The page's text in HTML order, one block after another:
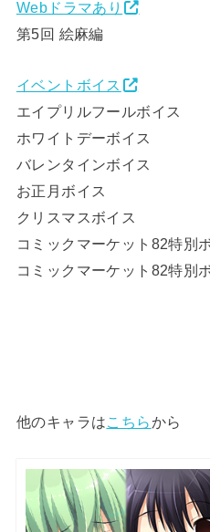
Webドラマあり
第5回 絵麻編
イベントボイス
エイプリルフールボイス
ホワイトデーボイス
バレンタインボイス
お正月ボイス
クリスマスボイス
コミックマーケット82特別
コミックマーケット82特別
他のキャラはこちらから